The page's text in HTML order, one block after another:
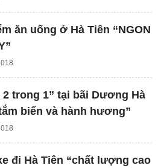
ăn uống ở Hà Tiên “NGON
2 trong 1” tại bãi Dương Hà
biển và hành hương”
đi Hà Tiên “chất lượng cao